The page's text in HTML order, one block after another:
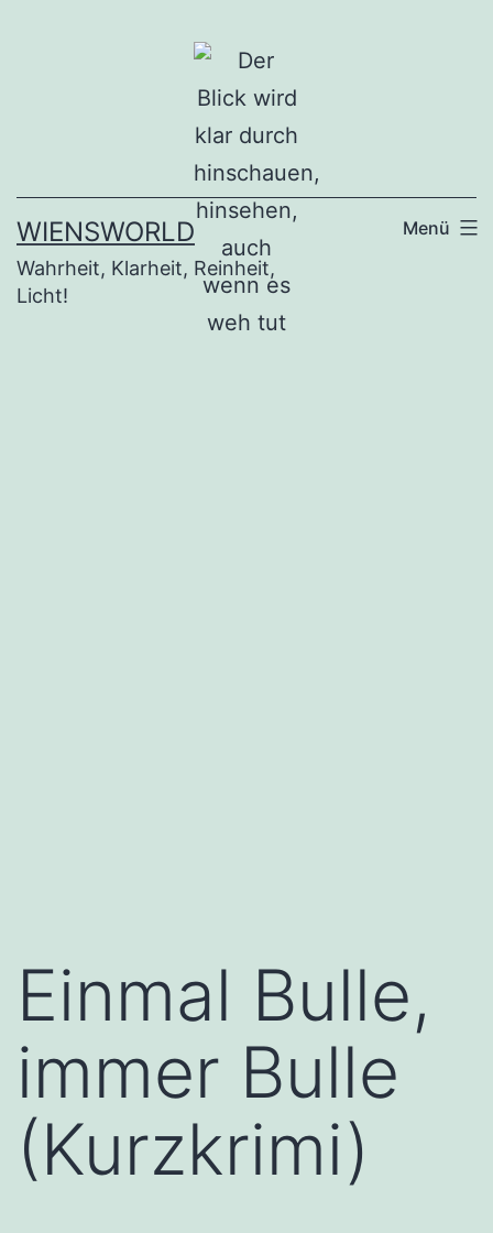
WIENSWORLD
Wahrheit, Klarheit, Reinheit,
Licht!
Menü
Einmal Bulle,
immer Bulle
(Kurzkrimi)